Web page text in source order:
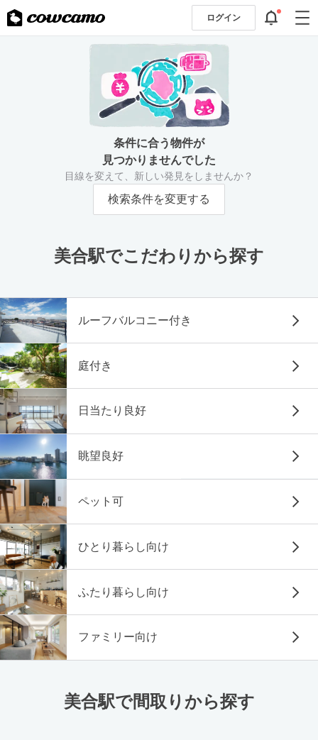
ログイン
条件に合う物件が
見つかりませんでした
目線を変えて、新しい発見をしませんか？
検索条件を変更する
美合駅でこだわりから探す
ルーフバルコニー付き
庭付き
日当たり良好
眺望良好
ペット可
ひとり暮らし向け
ふたり暮らし向け
ファミリー向け
美合駅で間取りから探す